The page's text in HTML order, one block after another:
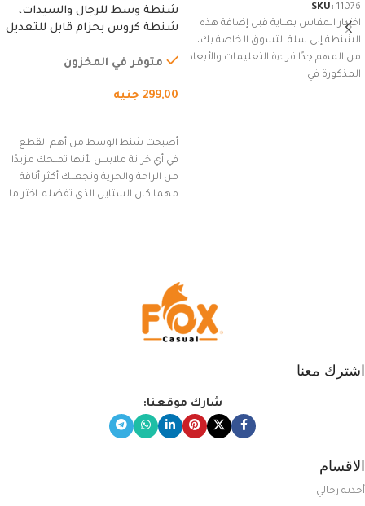
SKU: 11076
اختيار المقاس بعناية قبل إضافة هذه
الشنطة إلى سلة التسوق الخاصة بك،
من المهم جدًا قراءة التعليمات والأبعاد
المذكورة في
شنطة وسط للرجال والسيدات،
شنطة كروس بحزام قابل للتعديل
السفر، الجري العادي، المشي
(رمادي)
متوفر في المخزون
299,00 جنيه
أصبحت شنط الوسط من أهم القطع
في أي خزانة ملابس لأنها تمنحك مزيدًا
من الراحة والحرية وتجعلك أكثر أناقة
مهما كان الستايل الذي تفضله. اختر ما
اشترك معنا
شارك موقعنا:
الاقسام
أحذية رجالي